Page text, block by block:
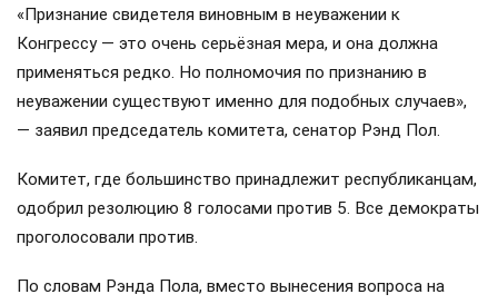
«Признание свидетеля виновным в неуважении к
Конгрессу — это очень серьёзная мера, и она должна
применяться редко. Но полномочия по признанию в
неуважении существуют именно для подобных случаев»,
— заявил председатель комитета, сенатор Рэнд Пол.
Комитет, где большинство принадлежит республиканцам,
одобрил резолюцию 8 голосами против 5. Все демократы
проголосовали против.
По словам Рэнда Пола, вместо вынесения вопроса на